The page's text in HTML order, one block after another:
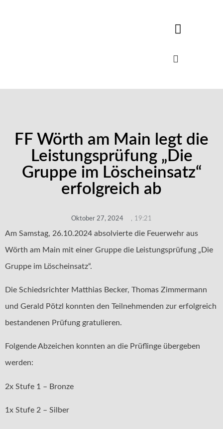
FF Wörth am Main legt die
Leistungsprüfung „Die
Gruppe im Löscheinsatz“
erfolgreich ab
Oktober 27, 2024 19:21
Am Samstag, 26.10.2024 absolvierte die Feuerwehr aus
Wörth am Main mit einer Gruppe die Leistungsprüfung „Die
Gruppe im Löscheinsatz“.
Die Schiedsrichter Matthias Becker, Thomas Zimmermann
und Gerald Pötzl konnten den Teilnehmenden zur erfolgreich
bestandenen Prüfung gratulieren.
Folgende Abzeichen konnten an die Prüflinge übergeben
werden:
2x Stufe 1 – Bronze
1x Stufe 2 – Silber